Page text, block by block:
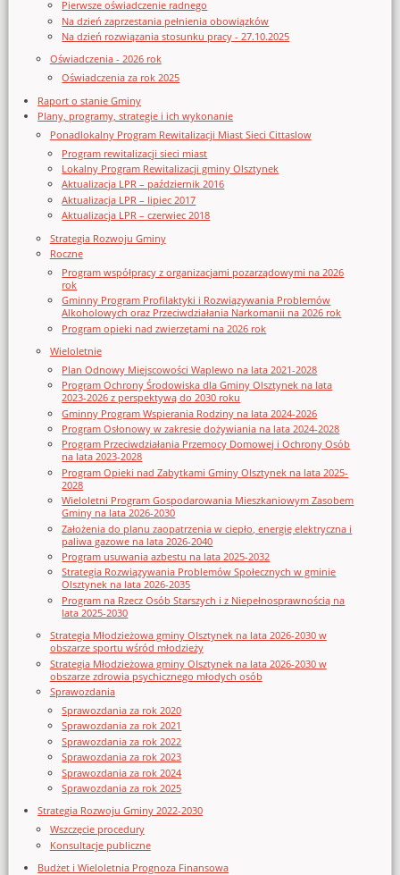
Pierwsze oświadczenie radnego
Na dzień zaprzestania pełnienia obowiązków
Na dzień rozwiązania stosunku pracy - 27.10.2025
Oświadczenia - 2026 rok
Oświadczenia za rok 2025
Raport o stanie Gminy
Plany, programy, strategie i ich wykonanie
Ponadlokalny Program Rewitalizacji Miast Sieci Cittaslow
Program rewitalizacji sieci miast
Lokalny Program Rewitalizacji gminy Olsztynek
Aktualizacja LPR – październik 2016
Aktualizacja LPR – lipiec 2017
Aktualizacja LPR – czerwiec 2018
Strategia Rozwoju Gminy
Roczne
Program współpracy z organizacjami pozarządowymi na 2026
rok
Gminny Program Profilaktyki i Rozwiązywania Problemów
Alkoholowych oraz Przeciwdziałania Narkomanii na 2026 rok
Program opieki nad zwierzętami na 2026 rok
Wieloletnie
Plan Odnowy Miejscowości Waplewo na lata 2021-2028
Program Ochrony Środowiska dla Gminy Olsztynek na lata
2023-2026 z perspektywą do 2030 roku
Gminny Program Wspierania Rodziny na lata 2024-2026
Program Osłonowy w zakresie dożywiania na lata 2024-2028
Program Przeciwdziałania Przemocy Domowej i Ochrony Osób
na lata 2023-2028
Program Opieki nad Zabytkami Gminy Olsztynek na lata 2025-
2028
Wieloletni Program Gospodarowania Mieszkaniowym Zasobem
Gminy na lata 2026-2030
Założenia do planu zaopatrzenia w ciepło, energię elektryczna i
paliwa gazowe na lata 2026-2040
Program usuwania azbestu na lata 2025-2032
Strategia Rozwiązywania Problemów Społecznych w gminie
Olsztynek na lata 2026-2035
Program na Rzecz Osób Starszych i z Niepełnosprawnością na
lata 2025-2030
Strategia Młodzieżowa gminy Olsztynek na lata 2026-2030 w
obszarze sportu wśród młodzieży
Strategia Młodzieżowa gminy Olsztynek na lata 2026-2030 w
obszarze zdrowia psychicznego młodych osób
Sprawozdania
Sprawozdania za rok 2020
Sprawozdania za rok 2021
Sprawozdania za rok 2022
Sprawozdania za rok 2023
Sprawozdania za rok 2024
Sprawozdania za rok 2025
Strategia Rozwoju Gminy 2022-2030
Wszczęcie procedury
Konsultacje publiczne
Budżet i Wieloletnia Prognoza Finansowa